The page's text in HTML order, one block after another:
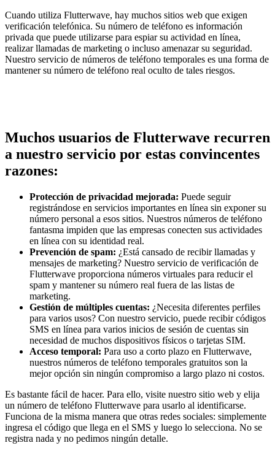
Cuando utiliza Flutterwave, hay muchos sitios web que exigen
verificación telefónica. Su número de teléfono es información
privada que puede utilizarse para espiar su actividad en línea,
realizar llamadas de marketing o incluso amenazar su seguridad.
Nuestro servicio de números de teléfono temporales es una forma de
mantener su número de teléfono real oculto de tales riesgos.
Muchos usuarios de Flutterwave recurren
a nuestro servicio por estas convincentes
razones:
Protección de privacidad mejorada: Puede seguir
registrándose en servicios importantes en línea sin exponer su
número personal a esos sitios. Nuestros números de teléfono
fantasma impiden que las empresas conecten sus actividades
en línea con su identidad real.
Prevención de spam: ¿Está cansado de recibir llamadas y
mensajes de marketing? Nuestro servicio de verificación de
Flutterwave proporciona números virtuales para reducir el
spam y mantener su número real fuera de las listas de
marketing.
Gestión de múltiples cuentas: ¿Necesita diferentes perfiles
para varios usos? Con nuestro servicio, puede recibir códigos
SMS en línea para varios inicios de sesión de cuentas sin
necesidad de muchos dispositivos físicos o tarjetas SIM.
Acceso temporal: Para uso a corto plazo en Flutterwave,
nuestros números de teléfono temporales gratuitos son la
mejor opción sin ningún compromiso a largo plazo ni costos.
Es bastante fácil de hacer. Para ello, visite nuestro sitio web y elija
un número de teléfono Flutterwave para usarlo al identificarse.
Funciona de la misma manera que otras redes sociales: simplemente
ingresa el código que llega en el SMS y luego lo selecciona. No se
registra nada y no pedimos ningún detalle.